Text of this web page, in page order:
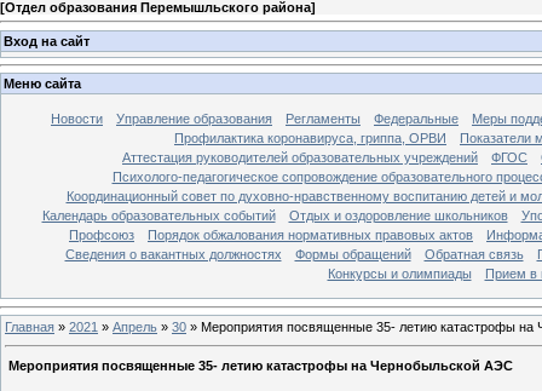
[Отдел образования Перемышльского района]
Вход на сайт
Меню сайта
Новости Управление образования Регламенты Федеральные
Меры
Профилактика коронавируса, гриппа, ОРВИ
Показатели
Аттестация руководителей образовательных учреждений
ФГОС
Психолого-педагогическое сопровождение образовательного
Координационный совет по духовно-нравственному воспитанию детей и
Календарь образовательных событий
Отдых и оздоровление школьников
Профсоюз
Порядок обжалования нормативных правовых актов
Сведения о вакантных должностях
Формы обращений Обратная связь
Конкурсы и олимпиады
Прием в
Главная » 2021 » Апрель » 30 » Мероприятия посвященные 35- летию катастрофы на
Мероприятия посвященные 35- летию катастрофы на Чернобыльской АЭС